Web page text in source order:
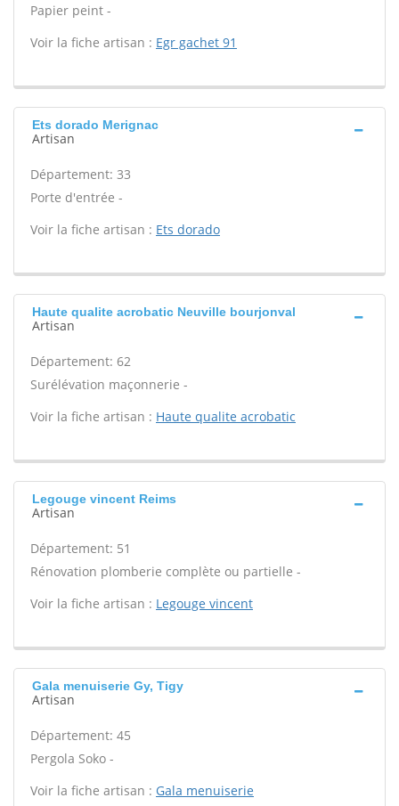
Papier peint -
Voir la fiche artisan : Egr gachet 91
Ets dorado Merignac
Artisan
Département: 33
Porte d'entrée -
Voir la fiche artisan : Ets dorado
Haute qualite acrobatic Neuville bourjonval
Artisan
Département: 62
Surélévation maçonnerie -
Voir la fiche artisan : Haute qualite acrobatic
Legouge vincent Reims
Artisan
Département: 51
Rénovation plomberie complète ou partielle -
Voir la fiche artisan : Legouge vincent
Gala menuiserie Gy, Tigy
Artisan
Département: 45
Pergola Soko -
Voir la fiche artisan : Gala menuiserie